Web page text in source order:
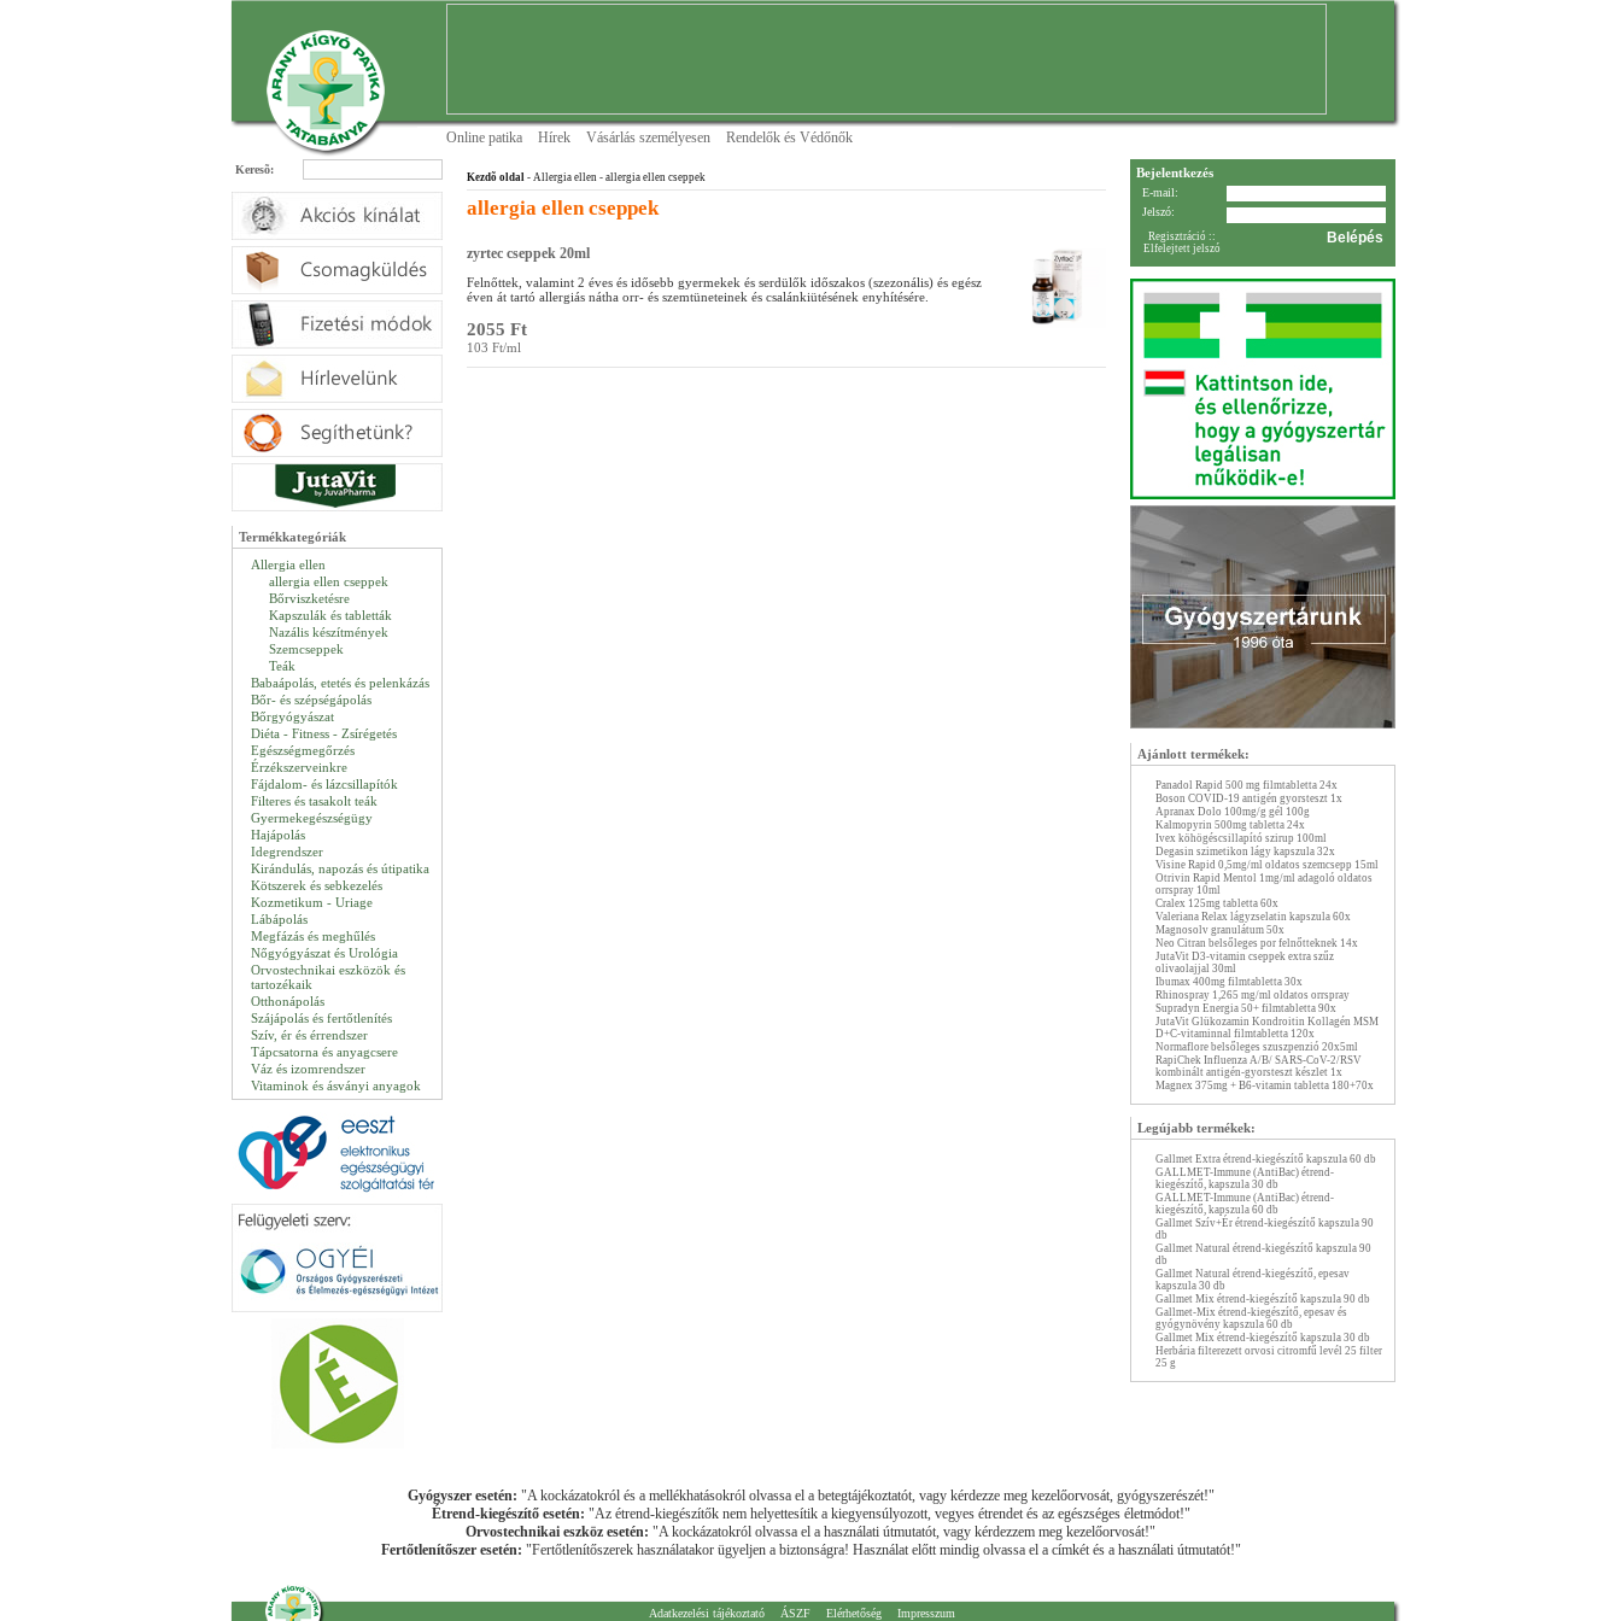
Online patika Hírek Vásárlás személyesen Rendelők és Védőnők
Keresõ:
Termékkategóriák
Allergia ellen
allergia ellen cseppek
Bőrviszketésre
Kapszulák és tabletták
Nazális készítmények
Szemcseppek
Teák
Babaápolás, etetés és pelenkázás
Bőr- és szépségápolás
Bőrgyógyászat
Diéta - Fitness - Zsírégetés
Egészségmegőrzés
Érzékszerveinkre
Fájdalom- és lázcsillapítók
Filteres és tasakolt teák
Gyermekegészségügy
Hajápolás
Idegrendszer
Kirándulás, napozás és útipatika
Kötszerek és sebkezelés
Kozmetikum - Uriage
Lábápolás
Megfázás és meghűlés
Nőgyógyászat és Urológia
Orvostechnikai eszközök és
tartozékaik
Otthonápolás
Szájápolás és fertőtlenítés
Szív, ér és érrendszer
Tápcsatorna és anyagcsere
Váz és izomrendszer
Vitaminok és ásványi anyagok
Kezdõ oldal - Allergia ellen - allergia ellen cseppek
allergia ellen cseppek
zyrtec cseppek 20ml
Felnőttek, valamint 2 éves és idősebb gyermekek és serdülők időszakos (szezonális) és egész
éven át tartó allergiás nátha orr- és szemtüneteinek és csalánkiütésének enyhítésére.
2055 Ft
103 Ft/ml
Bejelentkezés
E-mail:
Jelszó:
Regisztráció ::
Elfelejtett jelszó
Ajánlott termékek:
Panadol Rapid 500 mg filmtabletta 24x
Boson COVID-19 antigén gyorsteszt 1x
Apranax Dolo 100mg/g gél 100g
Kalmopyrin 500mg tabletta 24x
Ivex köhögéscsillapító szirup 100ml
Degasin szimetikon lágy kapszula 32x
Visine Rapid 0,5mg/ml oldatos szemcsepp 15ml
Otrivin Rapid Mentol 1mg/ml adagoló oldatos
orrspray 10ml
Cralex 125mg tabletta 60x
Valeriana Relax lágyzselatin kapszula 60x
Magnosolv granulátum 50x
Neo Citran belsőleges por felnőtteknek 14x
JutaVit D3-vitamin cseppek extra szűz
olivaolajjal 30ml
Ibumax 400mg filmtabletta 30x
Rhinospray 1,265 mg/ml oldatos orrspray
Supradyn Energia 50+ filmtabletta 90x
JutaVit Glükozamin Kondroitin Kollagén MSM
D+C-vitaminnal filmtabletta 120x
Normaflore belsőleges szuszpenzió 20x5ml
RapiChek Influenza A/B/ SARS-CoV-2/RSV
kombinált antigén-gyorsteszt készlet 1x
Magnex 375mg + B6-vitamin tabletta 180+70x
Legújabb termékek:
Gallmet Extra étrend-kiegészítő kapszula 60 db
GALLMET-Immune (AntiBac) étrend-
kiegészítő, kapszula 30 db
GALLMET-Immune (AntiBac) étrend-
kiegészítő, kapszula 60 db
Gallmet Szív+Ér étrend-kiegészítő kapszula 90
db
Gallmet Natural étrend-kiegészítő kapszula 90
db
Gallmet Natural étrend-kiegészítő, epesav
kapszula 30 db
Gallmet Mix étrend-kiegészítő kapszula 90 db
Gallmet-Mix étrend-kiegészítő, epesav és
gyógynövény kapszula 60 db
Gallmet Mix étrend-kiegészítő kapszula 30 db
Herbária filterezett orvosi citromfű levél 25 filter
25 g
Gyógyszer esetén: "A kockázatokról és a mellékhatásokról olvassa el a betegtájékoztatót, vagy kérdezze meg kezelőorvosát, gyógyszerészét!"
Étrend-kiegészítő esetén: "Az étrend-kiegészítők nem helyettesítik a kiegyensúlyozott, vegyes étrendet és az egészséges életmódot!"
Orvostechnikai eszköz esetén: "A kockázatokról olvassa el a használati útmutatót, vagy kérdezzem meg kezelőorvosát!"
Fertőtlenítőszer esetén: "Fertőtlenítőszerek használatakor ügyeljen a biztonságra! Használat előtt mindig olvassa el a címkét és a használati útmutatót!"
Adatkezelési tájékoztató ÁSZF Elérhetőség Impresszum